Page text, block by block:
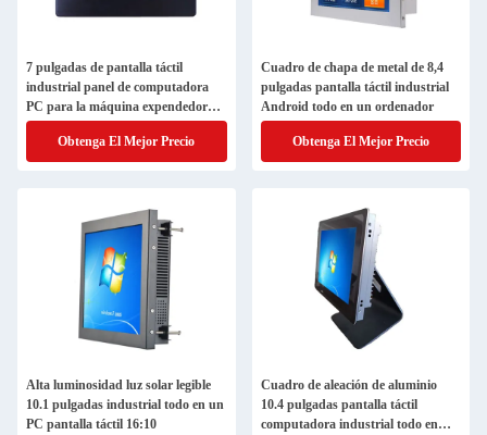
7 pulgadas de pantalla táctil
industrial panel de computadora
PC para la máquina expendedora
automática
Obtenga El Mejor Precio
Cuadro de chapa de metal de 8,4
pulgadas pantalla táctil industrial
Android todo en un ordenador
Obtenga El Mejor Precio
Alta luminosidad luz solar legible
10.1 pulgadas industrial todo en un
PC pantalla táctil 16:10
Cuadro de aleación de aluminio
10.4 pulgadas pantalla táctil
computadora industrial todo en